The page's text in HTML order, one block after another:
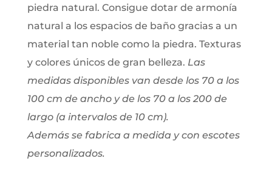
piedra natural. Consigue dotar de armonía
natural a los espacios de baño gracias a un
material tan noble como la piedra. Texturas
y colores únicos de gran belleza. Las
medidas disponibles van desde los 70 a los
100 cm de ancho y de los 70 a los 200 de
largo (a intervalos de 10 cm).
Además se fabrica a medida y con escotes
personalizados.